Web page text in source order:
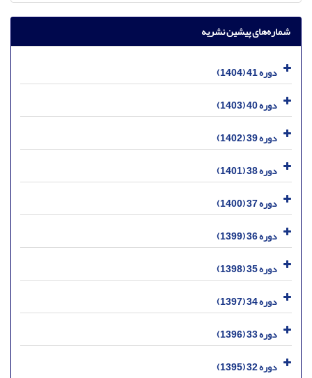
شماره‌های پیشین نشریه
دوره 41 (1404)
دوره 40 (1403)
دوره 39 (1402)
دوره 38 (1401)
دوره 37 (1400)
دوره 36 (1399)
دوره 35 (1398)
دوره 34 (1397)
دوره 33 (1396)
دوره 32 (1395)